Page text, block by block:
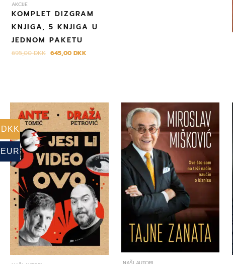
AKCIJE
KOMPLET DIZGRAM
KNJIGA, 5 KNJIGA U
JEDNOM PAKETU
695,00DKK 645,00 DKK
DKK
EUR